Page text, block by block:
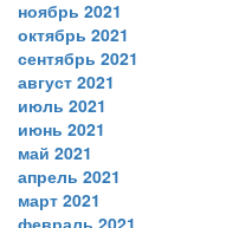
ноябрь 2021
октябрь 2021
сентябрь 2021
август 2021
июль 2021
июнь 2021
май 2021
апрель 2021
март 2021